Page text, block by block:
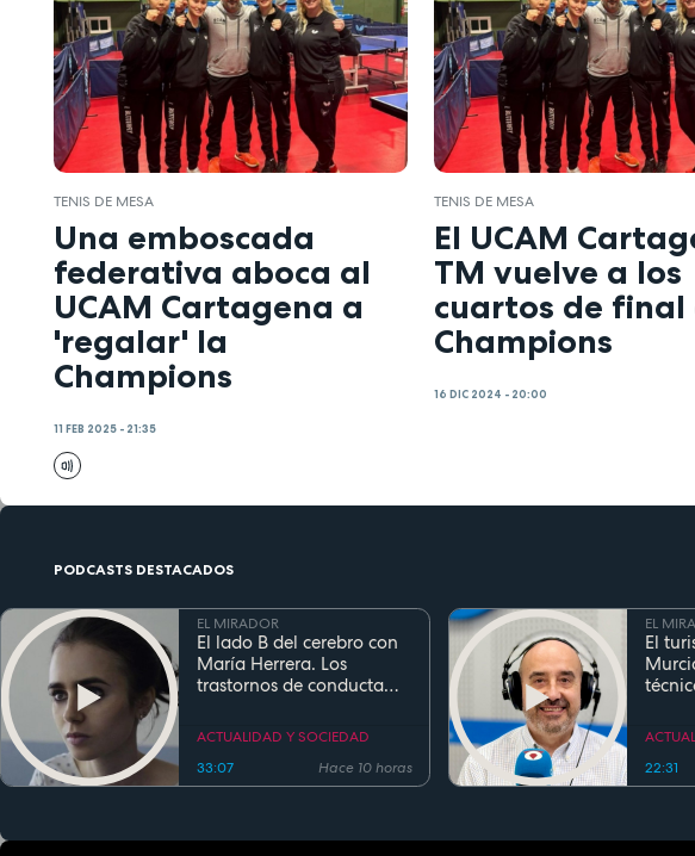
TENIS DE MESA
Una emboscada
federativa aboca al
UCAM Cartagena a
'regalar' la
Champions
11 FEB 2025 - 21:35
TENIS DE MESA
El UCAM
TM vuelve a los
cuartos de final
Champions
16 DIC 2024 - 20:00
PODCASTS DESTACADOS
EL MIRADOR
El lado B del cerebro con
María Herrera. Los
trastornos de conducta
ACTUALIDAD Y SOCIEDAD
33:07
Hace 10 horas
EL
El
90%
22:31